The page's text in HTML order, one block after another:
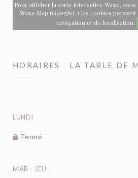
Pour afficher la carte interactive Waze,
Waze Map (Google). Ces cookies
navigation et de localisation.
HORAIRES LA TABLE DE
LUNDI
Fermé
MAR - JEU